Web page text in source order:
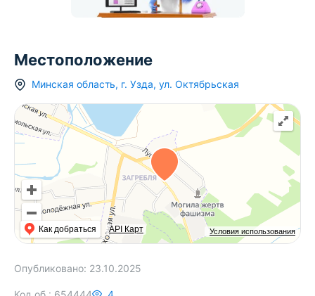
Местоположение
Минская область, г. Узда, ул. Октябрьская
Условия использования
Как добраться API Карт
Опубликовано: 23.10.2025